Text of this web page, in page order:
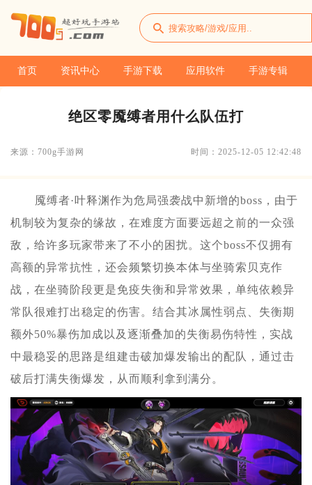
首页 资讯中心 手游下载 应用软件 手游专辑
绝区零魇缚者用什么队伍打
来源：700g手游网 时间：2025-12-05 12:42:48
魇缚者·叶释渊作为危局强袭战中新增的boss，由于
机制较为复杂的缘故，在难度方面要远超之前的一众强
敌，给许多玩家带来了不小的困扰。这个boss不仅拥有
高额的异常抗性，还会频繁切换本体与坐骑索贝克作
战，在坐骑阶段更是免疫失衡和异常效果，单纯依赖异
常队很难打出稳定的伤害。结合其冰属性弱点、失衡期
额外50%暴伤加成以及逐渐叠加的失衡易伤特性，实战
中最稳妥的思路是组建击破加爆发输出的配队，通过击
破后打满失衡爆发，从而顺利拿到满分。